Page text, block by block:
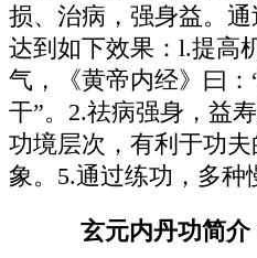
损、治病，强身益。
达到如下效果：l.提高
气，《黄帝内经》曰
干”。2.祛病强身，益
功境层次，有利于功
象。5.通过练功，多种
玄元内丹功简介